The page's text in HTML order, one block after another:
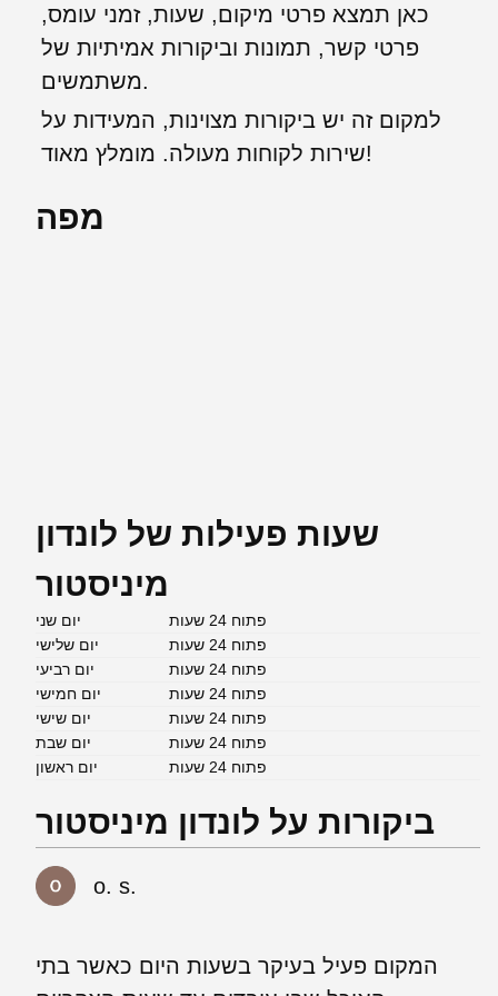
כאן תמצא פרטי מיקום, שעות, זמני עומס,
פרטי קשר, תמונות וביקורות אמיתיות של
משתמשים.
למקום זה יש ביקורות מצוינות, המעידות על
שירות לקוחות מעולה. מומלץ מאוד!
מפה
שעות פעילות של לונדון
מיניסטור
יום שני
פתוח 24 שעות
יום שלישי
פתוח 24 שעות
יום רביעי
פתוח 24 שעות
יום חמישי
פתוח 24 שעות
יום שישי
פתוח 24 שעות
יום שבת
פתוח 24 שעות
יום ראשון
פתוח 24 שעות
ביקורות על לונדון מיניסטור
o. s.
המקום פעיל בעיקר בשעות היום כאשר בתי